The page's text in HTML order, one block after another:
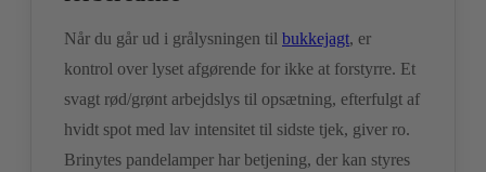
Når du går ud i grålysningen til bukkejagt, er
kontrol over lyset afgørende for ikke at forstyrre. Et
svagt rød/grønt arbejdslys til opsætning, efterfulgt af
hvidt spot med lav intensitet til sidste tjek, giver ro.
Brinytes pandelamper har betjening, der kan styres